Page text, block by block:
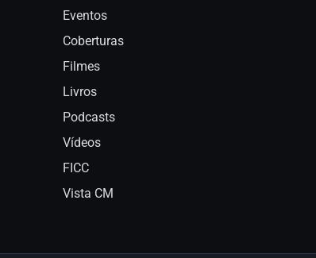
Eventos
Coberturas
Filmes
Livros
Podcasts
Vídeos
FICC
Vista CM